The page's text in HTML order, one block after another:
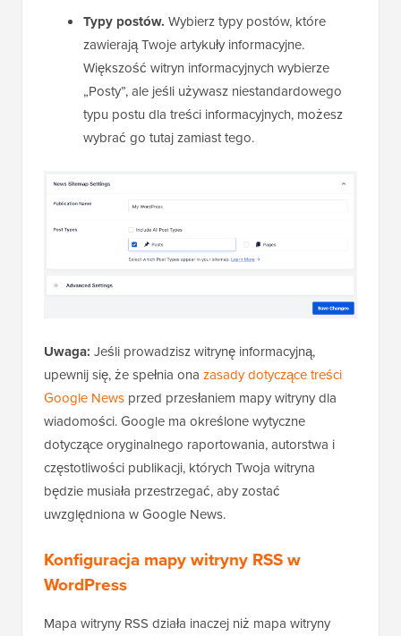
Typy postów. Wybierz typy postów, które
zawierają Twoje artykuły informacyjne.
Większość witryn informacyjnych wybierze
„Posty”, ale jeśli używasz niestandardowego
typu postu dla treści informacyjnych, możesz
wybrać go tutaj zamiast tego.
Uwaga: Jeśli prowadzisz witrynę informacyjną,
upewnij się, że spełnia ona zasady dotyczące treści
Google News przed przesłaniem mapy witryny dla
wiadomości. Google ma określone wytyczne
dotyczące oryginalnego raportowania, autorstwa i
częstotliwości publikacji, których Twoja witryna
będzie musiała przestrzegać, aby zostać
uwzględniona w Google News.
Konfiguracja mapy witryny RSS w
WordPress
Mapa witryny RSS działa inaczej niż mapa witryny